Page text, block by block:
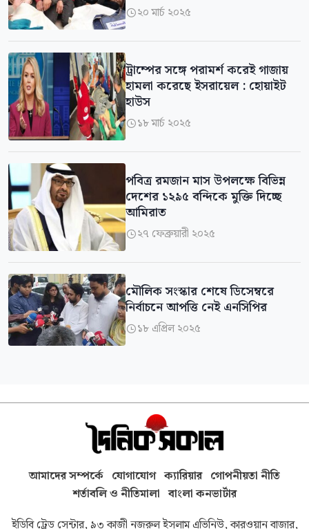
২০ মার্চ ২০২৫
ট্রাম্পের সঙ্গে পরামর্শ করেই গাজায়
হামলা করেছে ইসরায়েল : হোয়াইট
হাউস
১৮ মার্চ ২০২৫
পবিত্র রমজান মাস উপলক্ষে বিভিন্ন
দেশের ১২৯৫ বন্দিকে মুক্তি দিচ্ছে
আমিরাত
২৭ ফেব্রুয়ারী ২০২৫
মৌলিক সংস্কার শেষে ডিসেম্বরে
নির্বাচনে আপত্তি নেই এনসিপির
১৮ এপ্রিল ২০২৫
আমাদের সম্পর্কে যোগাযোগ ক্যারিয়ার গোপনীয়তা নীতি
শর্তাবলি ও নীতিমালা বাংলা কনভার্টার
ইডিবি ট্রেড সেন্টার, ৯৩ কাজী নজরুল ইসলাম এভিনিউ, কারওয়ান বাজার,